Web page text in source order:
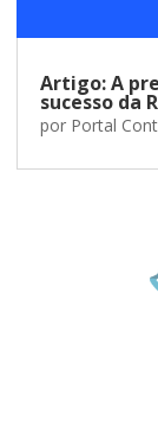
Artigo: A
sucesso da
por Portal